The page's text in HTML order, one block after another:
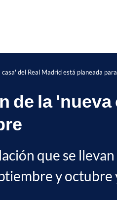
del Real Madrid está planeada
de la
que se
y octubre